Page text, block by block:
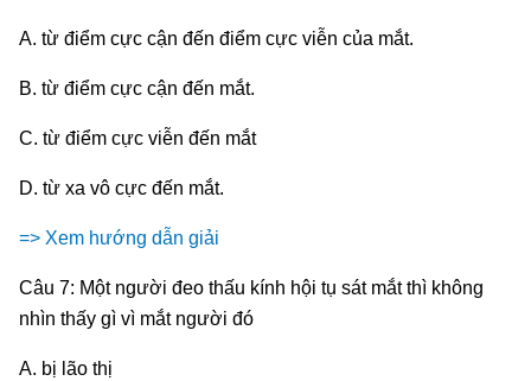
A. từ điểm cực cận đến điểm cực viễn của mắt.
B. từ điểm cực cận đến mắt.
C. từ điểm cực viễn đến mắt
D. từ xa vô cực đến mắt.
=> Xem hướng dẫn giải
Câu 7: Một người đeo thấu kính hội tụ sát mắt thì không
nhìn thấy gì vì mắt người đó
A. bị lão thị